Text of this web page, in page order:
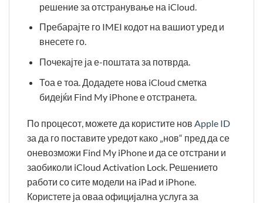
решение за отстранување на iCloud.
Пребарајте го IMEI кодот на вашиот уред и
внесете го.
Почекајте ја е-поштата за потврда.
Тоа е тоа. Додадете нова iCloud сметка
бидејќи Find My iPhone е отстранета.
По процесот, можете да користите нов Apple ID
за да го поставите уредот како „нов“ пред да се
оневозможи Find My iPhone и да се отстрани и
заобиколи iCloud Activation Lock. Решението
работи со сите модели на iPad и iPhone.
Користете ја оваа официјална услуга за